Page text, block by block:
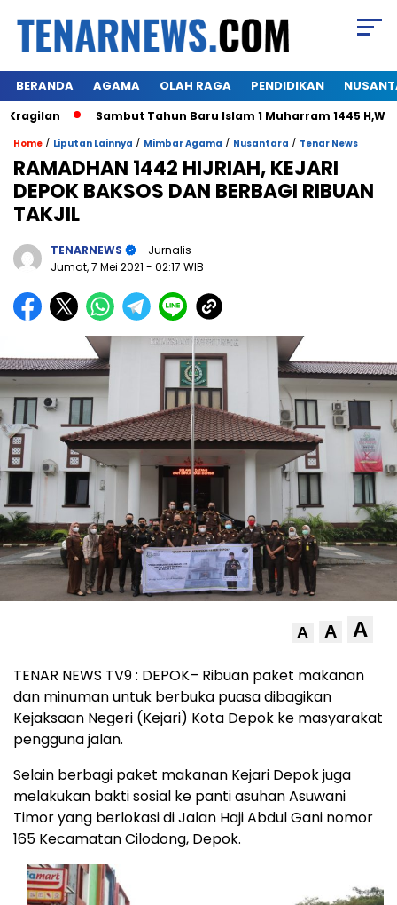
BERANDA AGAMA OLAH RAGA PENDIDIKAN
Sambut Tahun Baru Islam 1 Muharram 1445 H,Warga
Home / Liputan Lainnya / Mimbar Agama / Nusantara / Tenar News
RAMADHAN 1442 HIJRIAH, KEJARI
DEPOK BAKSOS DAN BERBAGI RIBUAN
TAKJIL
TENARNEWS
- Jurnalis
Jumat, 7 Mei 2021 - 02:17 WIB
A A A
TENAR NEWS TV9 : DEPOK– Ribuan paket makanan
dan minuman untuk berbuka puasa dibagikan
Kejaksaan Negeri (Kejari) Kota Depok ke masyarakat
pengguna jalan.
Selain berbagi paket makanan Kejari Depok juga
melakukan bakti sosial ke panti asuhan Asuwani
Timor yang berlokasi di Jalan Haji Abdul Gani nomor
165 Kecamatan Cilodong, Depok.